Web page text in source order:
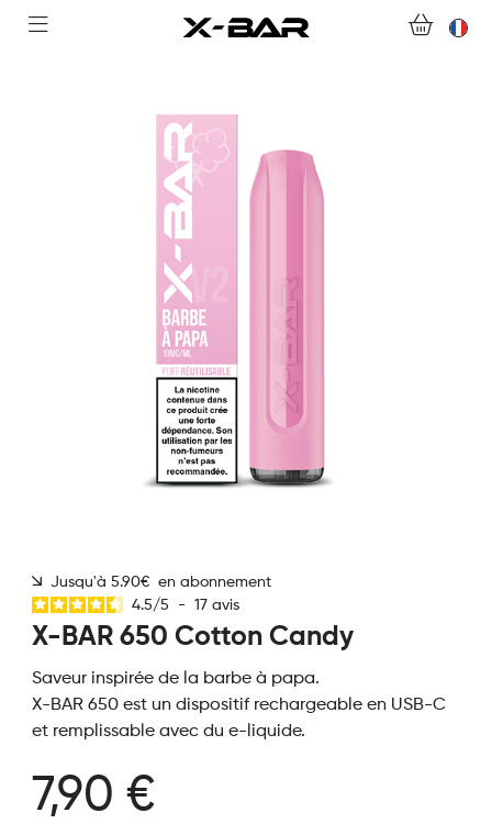
NOUS CONTACTER
FOIRE AUX QUESTIONS
DEVENIR REVENDEUR
Jusqu'à 5.90€ en abonnement
4.5/5 - 17 avis
X-BAR 650 Cotton Candy
Saveur inspirée de la barbe à papa.
X-BAR 650 est un dispositif rechargeable en USB-C
et remplissable avec du e-liquide.
7,90 €